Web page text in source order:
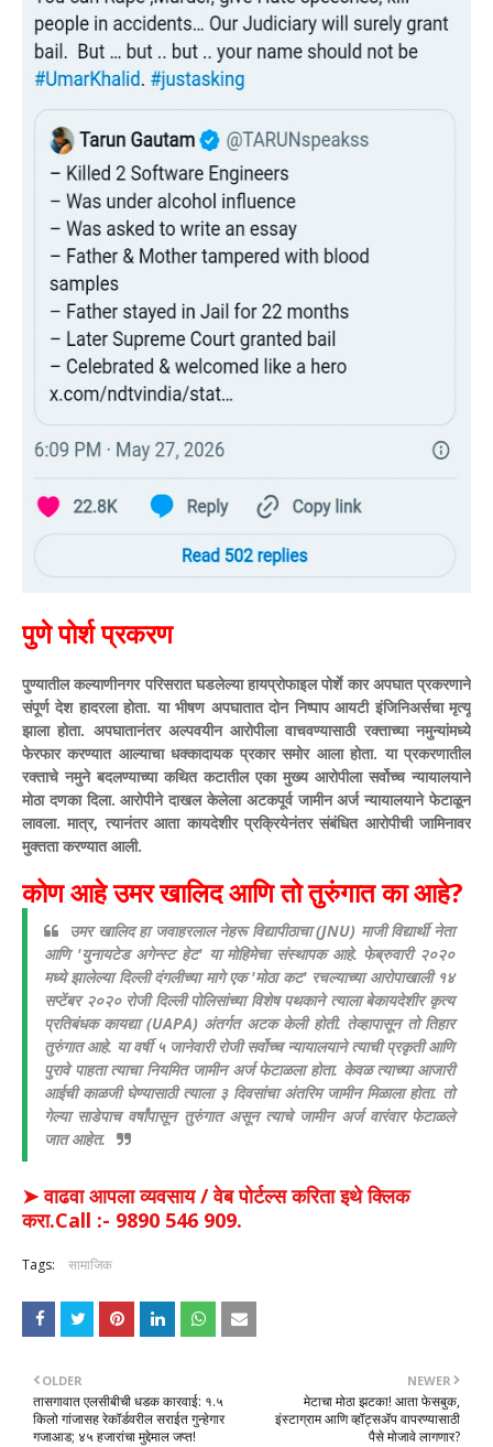
पुणे पोर्श प्रकरण
पुण्यातील कल्याणीनगर परिसरात घडलेल्या हायप्रोफाइल पोर्शे कार अपघात प्रकरणाने
संपूर्ण देश हादरला होता. या भीषण अपघातात दोन निष्पाप आयटी इंजिनिअर्सचा मृत्यू
झाला होता. अपघातानंतर अल्पवयीन आरोपीला वाचवण्यासाठी रक्ताच्या नमुन्यांमध्ये
फेरफार करण्यात आल्याचा धक्कादायक प्रकार समोर आला होता. या प्रकरणातील
रक्ताचे नमुने बदलण्याच्या कथित कटातील एका मुख्य आरोपीला सर्वोच्च न्यायालयाने
मोठा दणका दिला. आरोपीने दाखल केलेला अटकपूर्व जामीन अर्ज न्यायालयाने फेटाळून
लावला. मात्र, त्यानंतर आता कायदेशीर प्रक्रियेनंतर संबंधित आरोपीची जामिनावर
मुक्तता करण्यात आली.
कोण आहे उमर खालिद आणि तो तुरुंगात का आहे?
उमर खालिद हा जवाहरलाल नेहरू विद्यापीठाचा (JNU) माजी विद्यार्थी नेता
आणि 'युनायटेड अगेन्स्ट हेट' या मोहिमेचा संस्थापक आहे. फेब्रुवारी २०२०
मध्ये झालेल्या दिल्ली दंगलीच्या मागे एक 'मोठा कट' रचल्याच्या आरोपाखाली १४
सप्टेंबर २०२० रोजी दिल्ली पोलिसांच्या विशेष पथकाने त्याला बेकायदेशीर कृत्य
प्रतिबंधक कायद्या (UAPA) अंतर्गत अटक केली होती. तेव्हापासून तो तिहार
तुरुंगात आहे. या वर्षी ५ जानेवारी रोजी सर्वोच्च न्यायालयाने त्याची प्रकृती आणि
पुरावे पाहता त्याचा नियमित जामीन अर्ज फेटाळला होता. केवळ त्याच्या आजारी
आईची काळजी घेण्यासाठी त्याला ३ दिवसांचा अंतरिम जामीन मिळाला होता. तो
गेल्या साडेपाच वर्षांपासून तुरुंगात असून त्याचे जामीन अर्ज वारंवार फेटाळले
जात आहेत.
➤ वाढवा आपला व्यवसाय / वेब पोर्टल्स करिता इथे क्लिक
करा.Call :- 9890 546 909.
Tags: सामाजिक
NEWER
मेटाचा मोठा झटका! आता फेसबुक,
इंस्टाग्राम आणि व्हॉट्सॲप वापरण्यासाठी
पैसे मोजावे लागणार?
OLDER
तासगावात एलसीबीची धडक कारवाई: १.५
किलो गांजासह रेकॉर्डवरील सराईत गुन्हेगार
गजाआड; ४५ हजारांचा मुद्देमाल जप्त!